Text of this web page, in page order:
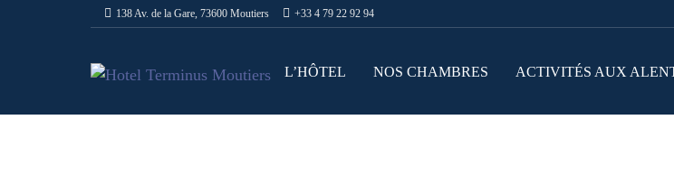
138 Av. de la Gare, 73600 Moutiers +33 4 79 22 92 94
L’HÔTEL NOS CHAMBRES ACTIVITÉS AUX